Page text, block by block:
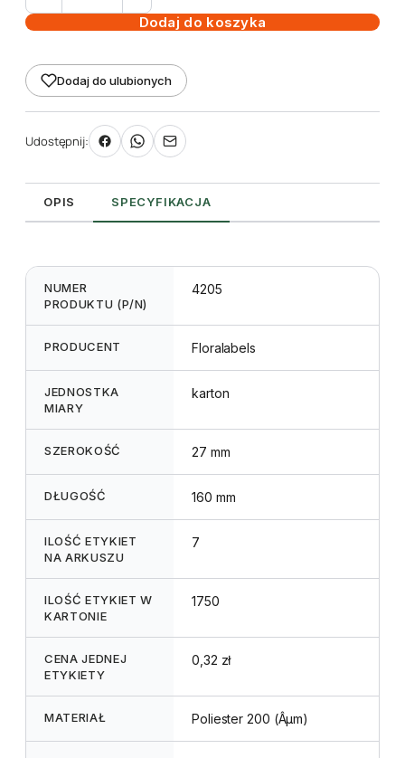
wtykana
27
x
160
mm
(1750szt.)
Dodaj do koszyka
Dodaj do ulubionych
Udostępnij:
OPIS SPECYFIKACJA
NUMER
PRODUKTU (P/N)
4205
PRODUCENT Floralabels
JEDNOSTKA
MIARY
karton
SZEROKOŚĆ 27 mm
DŁUGOŚĆ 160 mm
ILOŚĆ ETYKIET
NA ARKUSZU
7
ILOŚĆ ETYKIET W
KARTONIE
1750
CENA JEDNEJ
ETYKIETY
0,32 zł
MATERIAŁ Poliester 200 (Âµm)